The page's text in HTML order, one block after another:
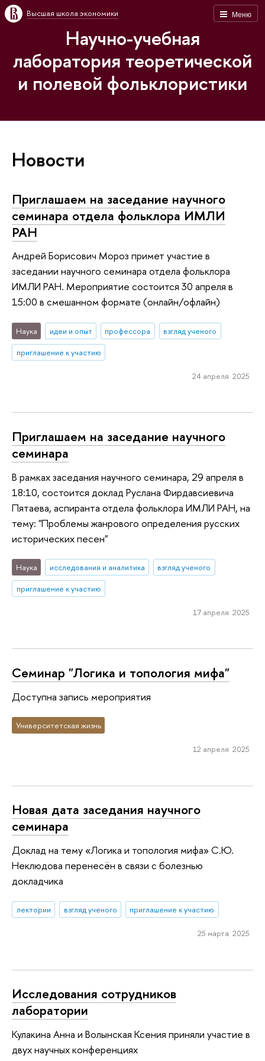
Меню
Высшая школа экономики
Научно-учебная
лаборатория теоретической
и полевой фольклористики
Новости
Приглашаем на заседание научного
семинара отдела фольклора ИМЛИ
РАН
Андрей Борисович Мороз примет участие в
заседании научного семинара отдела фольклора
ИМЛИ РАН. Мероприятие состоится 30 апреля в
15:00 в смешанном формате (онлайн/офлайн)
Наука идеи и опыт профессора
взгляд ученого
приглашение к участию
24 апреля 2025
Приглашаем на заседание научного
семинара
В рамках заседания научного семинара, 29 апреля в
18:10, состоится доклад Руслана Фирдавсиевича
Пятаева, аспиранта отдела фольклора ИМЛИ РАН, на
тему: "Проблемы жанрового определения русских
исторических песен"
Наука исследования и аналитика
взгляд ученого
приглашение к участию
17 апреля 2025
Семинар "Логика и топология мифа"
Доступна запись мероприятия
Университетская жизнь
12 апреля 2025
Новая дата заседания научного
семинара
Доклад на тему «Логика и топология мифа» С.Ю.
Неклюдова перенесён в связи с болезнью
докладчика
лектории взгляд ученого приглашение к участию
25 марта 2025
Исследования сотрудников
лаборатории
Кулакина Анна и Волынская Ксения приняли участие в
двух научных конференциях